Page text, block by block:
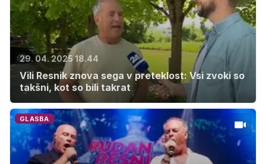
29. 04. 2025 18.44
Vili Resnik znova sega v preteklost: Vsi zvoki so
takšni, kot so bili takrat
GLASBA